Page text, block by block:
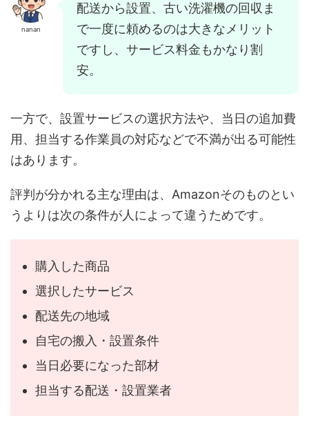
nanan
配送から設置、古い洗濯機の回収ま
で一度に頼めるのは大きなメリット
ですし、サービス料金もかなり割
安。
一方で、設置サービスの選択方法や、当日の追加費
用、担当する作業員の対応などで不満が出る可能性
はあります。
評判が分かれる主な理由は、Amazonそのものとい
うよりは次の条件が人によって違うためです。
購入した商品
選択したサービス
配送先の地域
自宅の搬入・設置条件
当日必要になった部材
担当する配送・設置業者